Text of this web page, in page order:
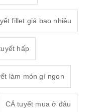
fillet giá bao nhiêu
hấp
làm món gì ngon
CÁ tuyết mua ở đâu